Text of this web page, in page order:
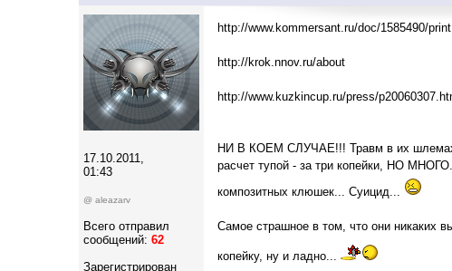
17.10.2011,
01:43
@ aleazarv
Всего отправил
сообщений: 62
Зарегистрирован
http://www.kommersant.ru/doc/1585490/print
http://krok.nnov.ru/about
http://www.kuzkincup.ru/press/
НИ В КОЕМ СЛУЧАЕ!!! Травм в их шлемах
расчет тупой - за три копейки, НО
композитных клюшек... Суицид...
Самое страшное в том, что они никаких
копейку, ну и ладно...